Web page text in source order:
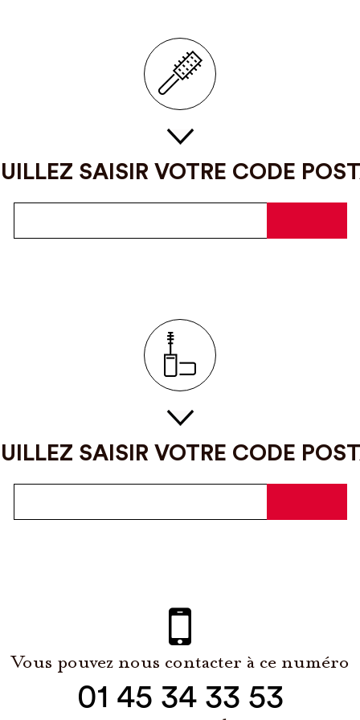
SAISIR VOTRE CODE
SAISIR VOTRE CODE
Vous pouvez nous contacter à ce numéro
01 45 34 33 53